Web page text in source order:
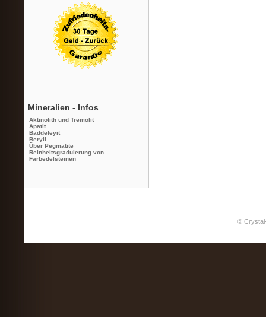
Mineralien - Infos
Aktinolith und Tremolit
Apatit
Baddeleyit
Beryll
Über Pegmatite
Reinheitsgraduierung von
Farbedelsteinen
©